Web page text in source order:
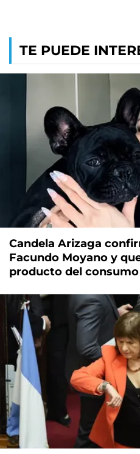
TE PUEDE
Candela Arizaga
Facundo Moyano y
producto del